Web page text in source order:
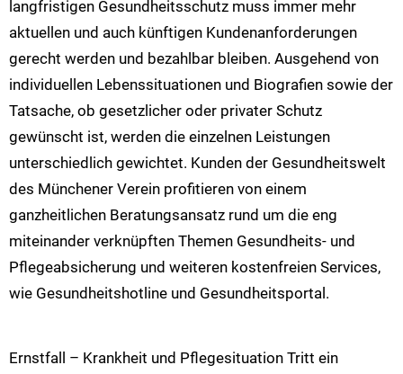
langfristigen Gesundheitsschutz muss immer mehr
aktuellen und auch künftigen Kundenanforderungen
gerecht werden und bezahlbar bleiben. Ausgehend von
individuellen Lebenssituationen und Biografien sowie der
Tatsache, ob gesetzlicher oder privater Schutz
gewünscht ist, werden die einzelnen Leistungen
unterschiedlich gewichtet. Kunden der Gesundheitswelt
des Münchener Verein profitieren von einem
ganzheitlichen Beratungsansatz rund um die eng
miteinander verknüpften Themen Gesundheits- und
Pflegeabsicherung und weiteren kostenfreien Services,
wie Gesundheitshotline und Gesundheitsportal.
Ernstfall – Krankheit und Pflegesituation Tritt ein